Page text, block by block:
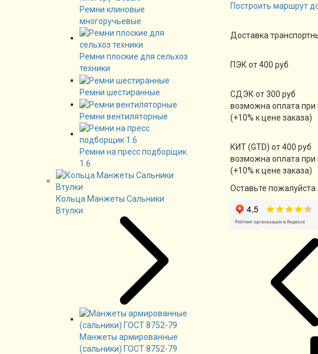
Ремни клиновые
многоручьевые
Ремни плоские для сельхоз
техники
Ремни шестиранные
Ремни вентиляторные
Ремни на пресс подборщик
1.6
Кольца Манжеты Сальники
Втулки
Манжеты армированные
(сальники) ГОСТ 8752-79
Построить маршрут
Доставка
ПЭК от 400 руб
СДЭК от 300 руб
возможна оплата при
(+10% к цене заказа)
КИТ (GTD) от 400 руб
возможна оплата при
(+10% к цене заказа)
Оставьте